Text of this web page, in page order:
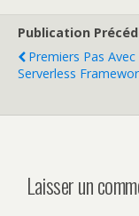
Publication
Premiers Pas Avec
Serverless
Laisser un